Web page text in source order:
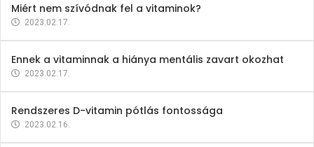
Miért nem szívódnak fel a vitaminok?
2023.02.17.
Ennek a vitaminnak a hiánya mentális zavart okozhat
2023.02.17.
Rendszeres D-vitamin pótlás fontossága
2023.02.16.